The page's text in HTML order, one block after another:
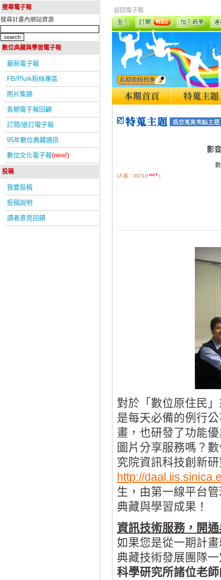
搜尋電子報
搜尋計畫內網站資源
數位典藏與學習電子報
最新電子報
FB/Plurk粉絲專區
照片集錦
各期電子報回顧
訂閱/退訂電子報
95年數位典藏通訊
數位文化電子報(new!)
投稿
我要投稿
投稿說明
讀者意見回饋
返回電子報
影
(人氣：39710 )
對於「數位原住民
是每天必備的例行
畫，也研發了功能
圖片分享服務嗎？
究院資訊科技創新
http://
生，由第一線平台
典藏與學習成果！
資訊技術服務，開
如果您是從一期計
典藏技術發展團隊
科學研究所諸位老